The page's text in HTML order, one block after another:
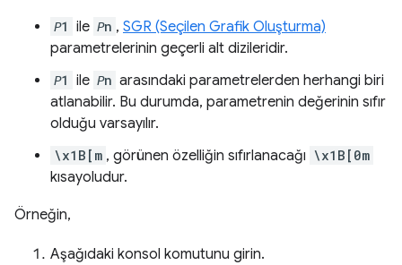
𝘗1 ile 𝘗n , SGR (Seçilen Grafik Oluşturma)
parametrelerinin geçerli alt dizileridir.
𝘗1 ile 𝘗n arasındaki parametrelerden herhangi biri
atlanabilir. Bu durumda, parametrenin değerinin sıfır
olduğu varsayılır.
\x1B[m , görünen özelliğin sıfırlanacağı \x1B[0m
kısayoludur.
Örneğin,
Aşağıdaki konsol komutunu girin.